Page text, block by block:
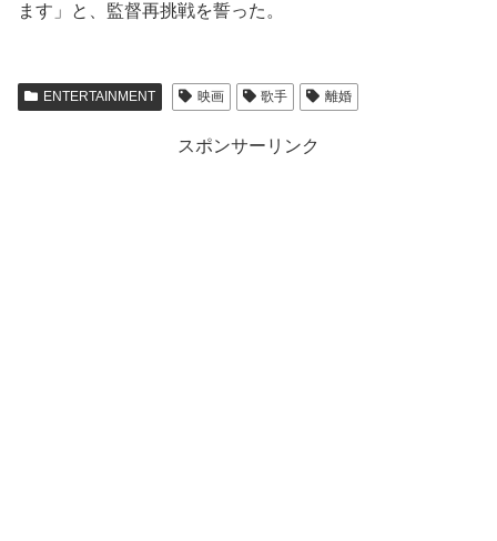
ます」と、監督再挑戦を誓った。
ENTERTAINMENT 映画 歌手 離婚
スポンサーリンク